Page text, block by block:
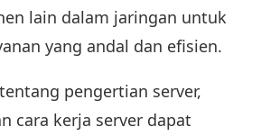
lain dalam jaringan untuk
yang andal dan efisien.
pengertian server,
cara kerja server dapat